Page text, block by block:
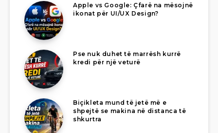
Apple vs Google: Çfarë na mësojnë
ikonat për UI/UX Design?
Pse nuk duhet të marrësh kurrë
kredi për një veturë
Biçikleta mund të jetë më e
shpejtë se makina në distanca të
shkurtra